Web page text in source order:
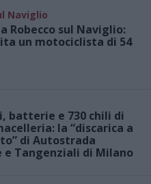
Naviglio
Robecco sul Naviglio:
un motociclista di 54
batterie e 730 chili di
la “discarica a
di Autostrada
e Tangenziali di Milano